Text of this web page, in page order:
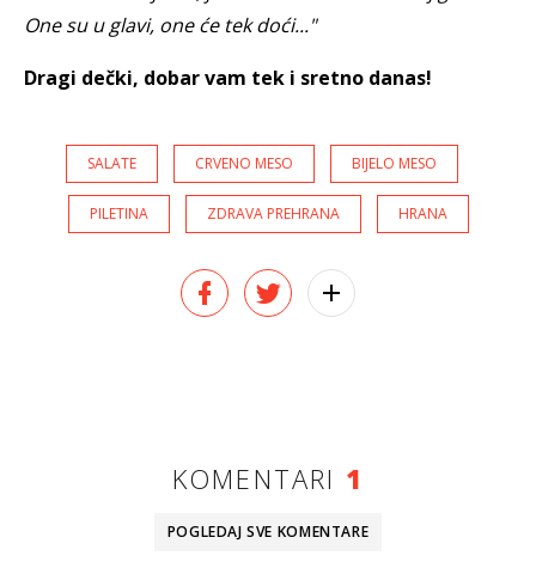
One su u glavi, one će tek doći..."
Dragi dečki, dobar vam tek i sretno danas!
SALATE CRVENO MESO BIJELO MESO
PILETINA ZDRAVA PREHRANA HRANA
KOMENTARI 1
POGLEDAJ SVE KOMENTARE